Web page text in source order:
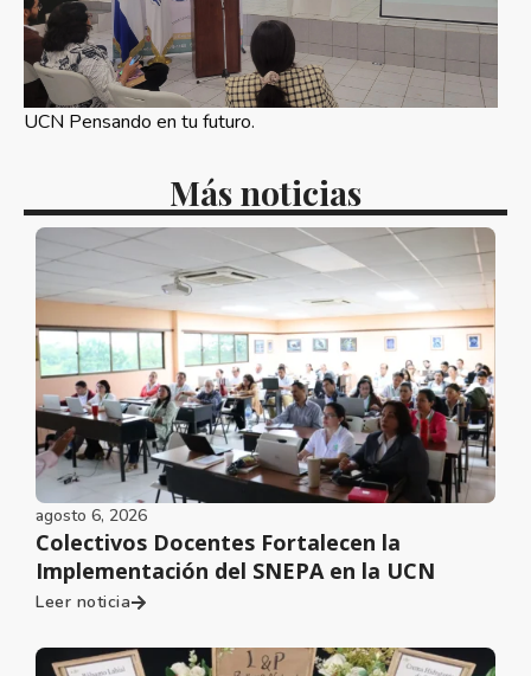
UCN Pensando en tu futuro.
Más noticias
agosto 6, 2026
Colectivos Docentes Fortalecen la
Implementación del SNEPA en la UCN
Leer noticia